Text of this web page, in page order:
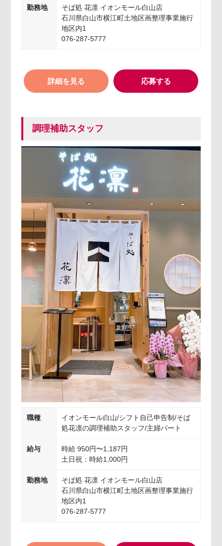
勤務地
そば処 花凛 イオンモール白山店
石川県白山市横江町土地区画整理事業施行
地区内1
076-287-5777
詳細を見る 応募する
調理補助スタッフ
職種
イオンモール白山/シフト自己申告制/そば
処花凛の調理補助スタッフ/主婦パート
給与
時給 950円〜1,187円
土日祝：時給1,000円
勤務地
そば処 花凛 イオンモール白山店
石川県白山市横江町土地区画整理事業施行
地区内1
076-287-5777